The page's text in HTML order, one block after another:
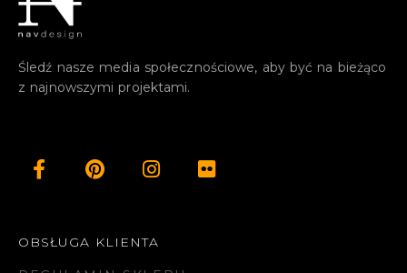
Śledź nasze media społecznościowe, aby być na bieżąco
z najnowszymi projektami.
OBSŁUGA KLIENTA